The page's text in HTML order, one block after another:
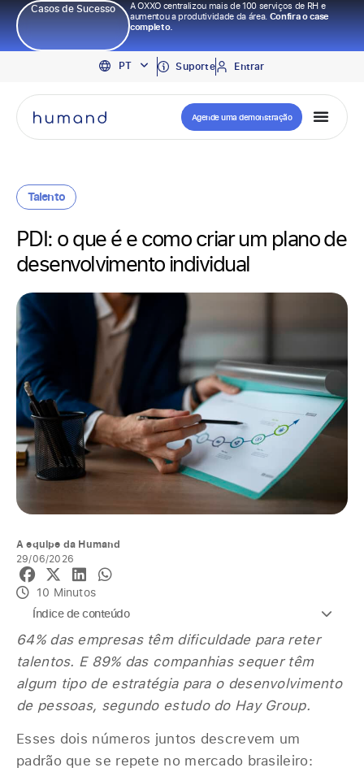
Casos de Sucesso
A OXXO centralizou mais de 100 serviços de RH e
aumentou a produtividade da área.Confira o case
completo.
PT
EN
ES
Suporte Entrar
Agende uma demonstração
Talento
PDI: o que é e como criar um plano de
desenvolvimento individual
A equipe da Humand
29/06/2026
10 Minutos
Índice de conteúdo
64% das empresas têm dificuldade para reter
talentos. E 89% das companhias sequer têm
algum tipo de estratégia para o desenvolvimento
de pessoas, segundo estudo do Hay Group.
Esses dois números juntos descrevem um
padrão que se repete no mercado brasileiro: